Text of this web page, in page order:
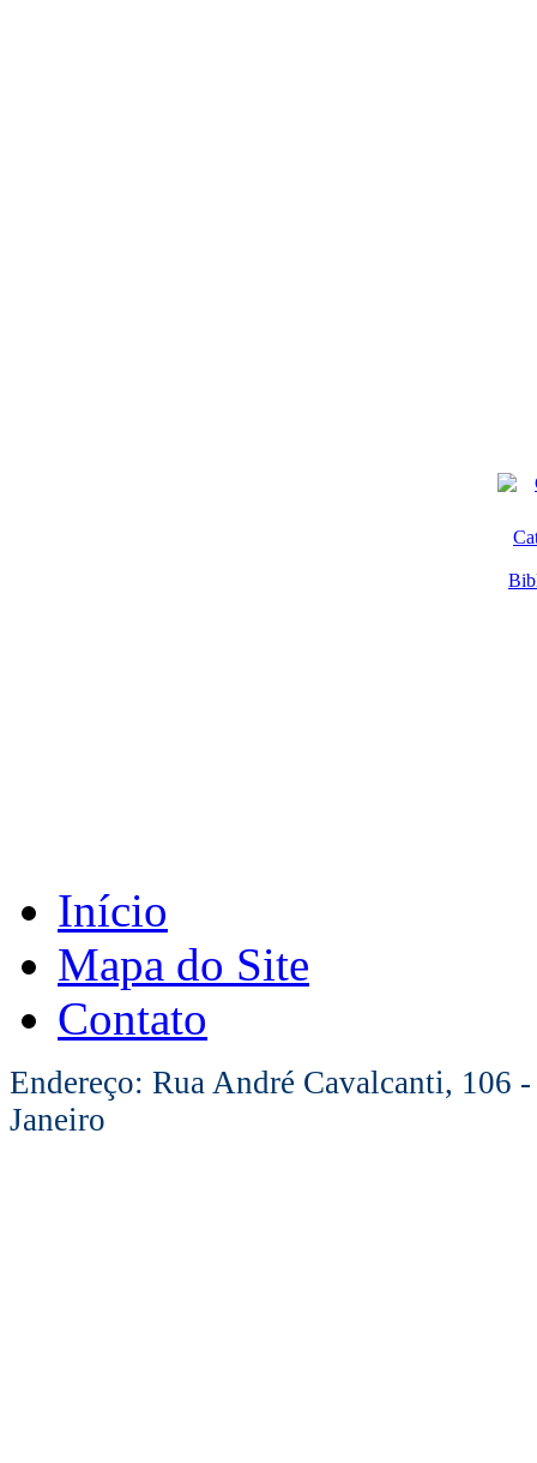
Início
Mapa do Site
Contato
Endereço: Rua André Cavalcanti, 106
Janeiro